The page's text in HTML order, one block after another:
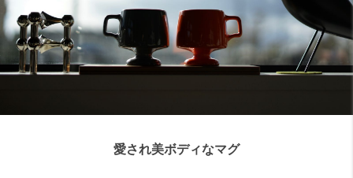
愛され美ボディなマグ